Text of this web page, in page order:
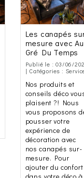
Les canapés
mesure avec Au
Gré Du Temps
Publié le : 03/06/
| Catégories :
Nos produits et
conseils déco
plaisent ?! Nous
vous proposons
pousser votre
expérience de
décoration avec
nos canapés sur-
mesure. Pour
ajouter du confort
dans votre déco à